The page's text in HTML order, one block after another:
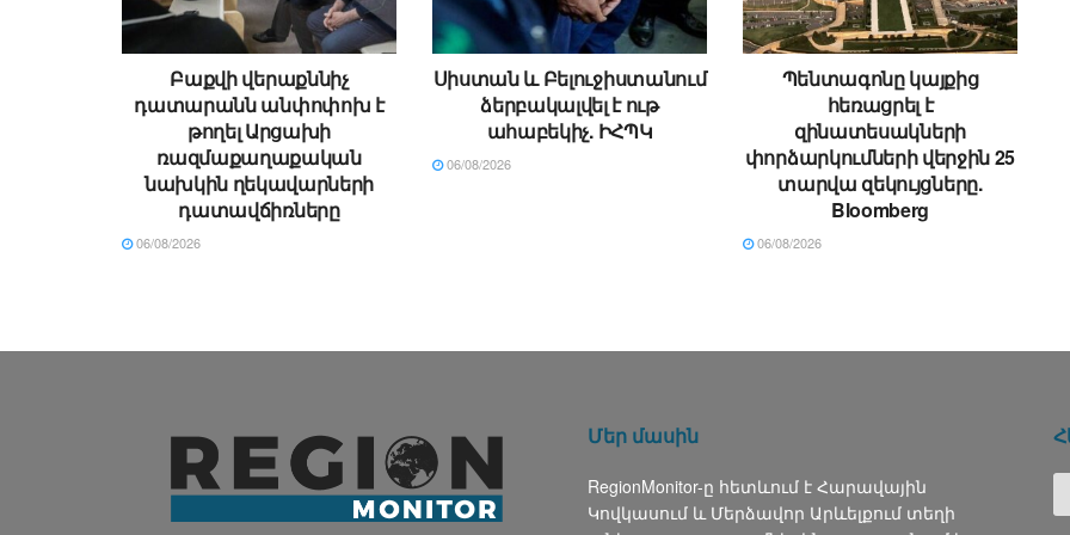
Բաքվի վերաքննիչ
դատարանն անփոփոխ է
թողել Արցախի
ռազմաքաղաքական
նախկին ղեկավարների
դատավճիռները
06/08/2026
Սիստան և Բելուջիստանում
ձերբակալվել է ութ
ահաբեկիչ. ԻՀՊԿ
06/08/2026
Պենտագոնը կայքից
հեռացրել է
զինատեսակների
փորձարկումների վերջին 25
տարվա զեկույցները.
Bloomberg
06/08/2026
Մեր մասին
RegionMonitor-ը հետևում է Հարավային
Կովկասում և Մերձավոր Արևելքում տեղի